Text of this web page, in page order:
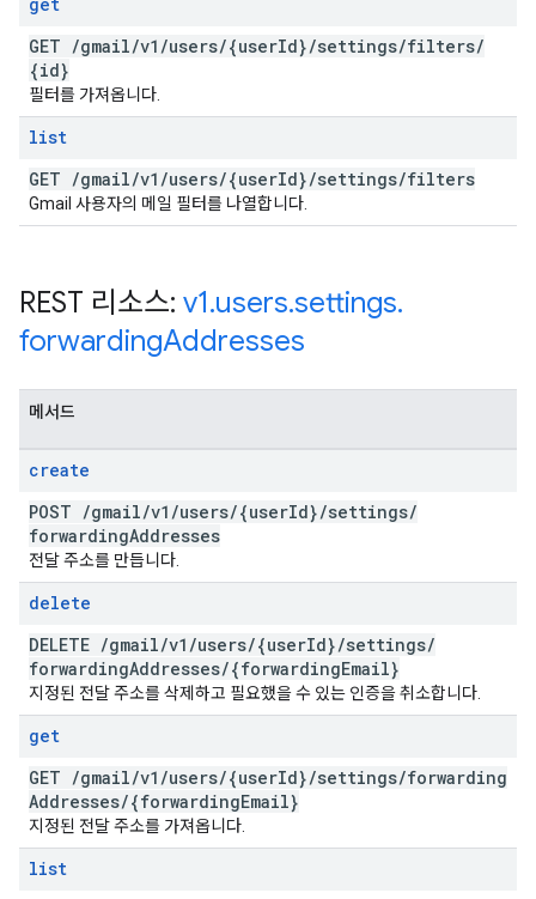
GET /gmail/v1 /users/{userId}/settings/filters/
{id}
필터를 가져옵니다.
list
GET /gmail/v1 /users/{userId}/settings/filters
Gmail 사용자의 메일 필터를 나열합니다.
REST 리소스: v1.users.settings.
forwardingAddresses
메서드
create
POST /gmail/v1 /users/{userId}/settings/
forwardingAddresses
전달 주소를 만듭니다.
delete
DELETE /gmail/v1 /users/{userId}/settings/
forwardingAddresses/{forwardingEmail}
지정된 전달 주소를 삭제하고 필요했을 수 있는 인증을 취소합니다.
get
GET /gmail/v1 /users/{userId}/settings/forwarding
Addresses/{forwardingEmail}
지정된 전달 주소를 가져옵니다.
list